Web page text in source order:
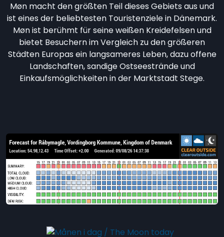
Møn macht den größten Teil dieses Gebiets aus und
ist eines der beliebtesten Touristenziele in Dänemark.
Møn ist berühmt für seine weißen Kreidefelsen und
bietet Besuchern im Vergleich zu den größeren
Städten Europas ein langsameres Leben, dazu offene
Landschaften, sandige Ostseestrände und
Einkaufsmöglichkeiten in der Marktstadt Stege.